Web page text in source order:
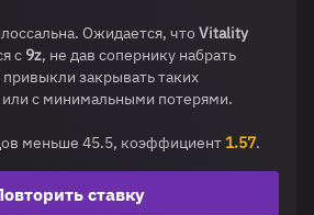
Ожидается, что Vitality
с 9z, не дав сопернику набрать
закрывать таких
с минимальными потерями.
меньше 45.5, коэффициент1.57.
ставку